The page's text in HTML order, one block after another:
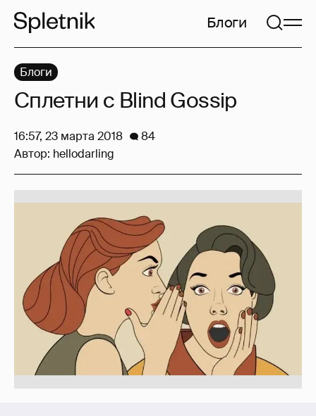
Блоги
Блоги
Сплетни с Blind Gossip
16:57, 23 марта 2018
84
Автор: hellodarling